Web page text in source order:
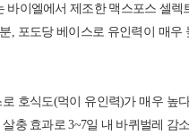
이엘에서 제조한 맥스포스 셀렉
, 포도당 베이스로 유인력이 매
호식도(먹이 유인력)가 매우
충 효과로 3~7일 내 바퀴벌레 감